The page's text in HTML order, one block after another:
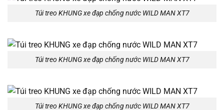
Túi treo KHUNG xe đạp chống nước WILD MAN XT7
Túi treo KHUNG xe đạp chống nước WILD MAN XT7
Túi treo KHUNG xe đạp chống nước WILD MAN XT7